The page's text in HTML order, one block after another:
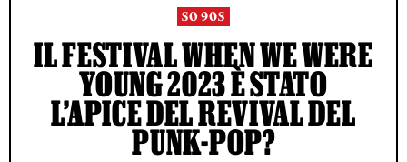
SO 90S
IL FESTIVAL WHEN WE WERE
YOUNG 2023 È STATO
L’APICE DEL REVIVAL DEL
PUNK-POP?